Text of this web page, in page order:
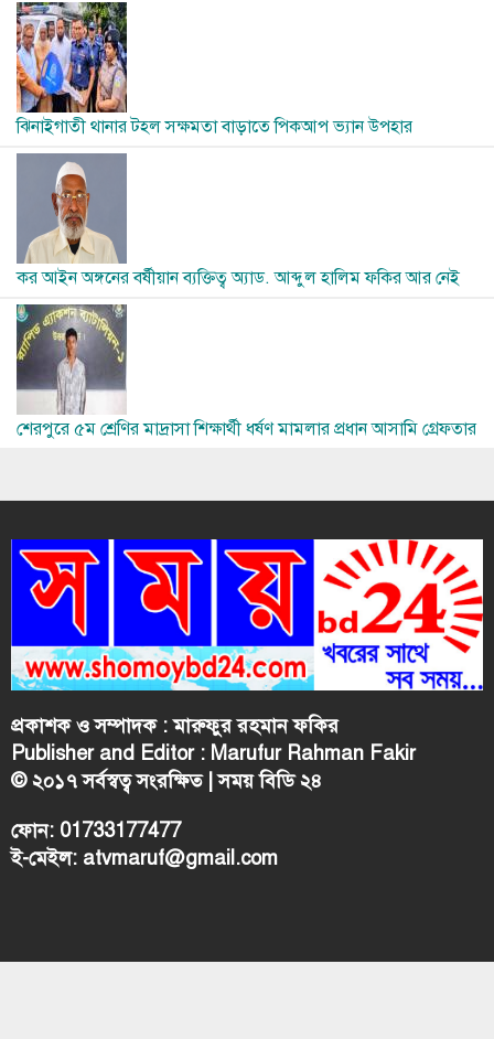
Image
ঝিনাইগাতী থানার টহল সক্ষমতা বাড়াতে পিকআপ ভ্যান উপহার
Image
কর আইন অঙ্গনের বর্ষীয়ান ব্যক্তিত্ব অ্যাড. আব্দুল হালিম ফকির আর নেই
Image
শেরপুরে ৫ম শ্রেণির মাদ্রাসা শিক্ষার্থী ধর্ষণ মামলার প্রধান আসামি গ্রেফতার
প্রকাশক ও সম্পাদক : মারুফুর রহমান ফকির
Publisher and Editor : Marufur Rahman Fakir
© ২০১৭ সর্বস্বত্ব সংরক্ষিত | সময় বিডি ২৪
ফোন: 01733177477
ই-মেইল: atvmaruf@gmail.com